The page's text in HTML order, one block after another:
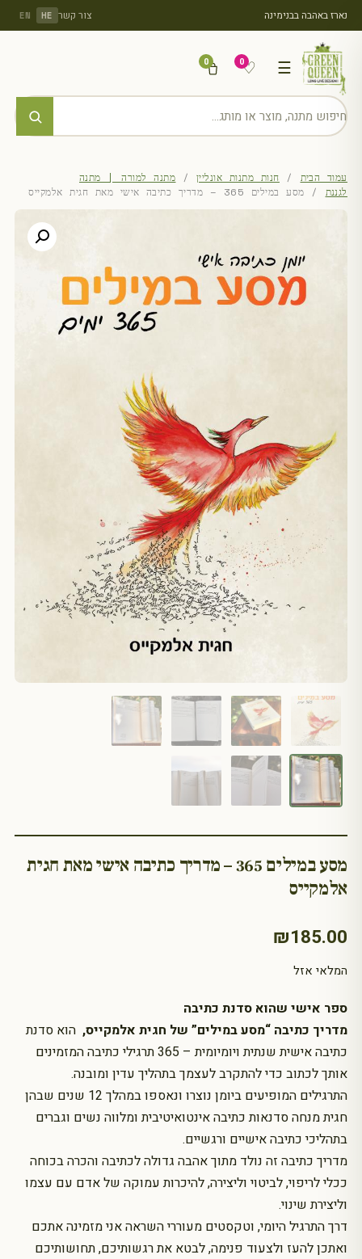
נארז באהבה בבנימינה צור קשר HE
EN
☰
♡
0
0
עמוד הבית / חנות מתנות אונליין / מתנה למורה | מתנה
לגננת / מסע במילים 365 – מדריך כתיבה אישי מאת חגית אלמקייס
מסע במילים 365 – מדריך כתיבה אישי מאת חגית
אלמקייס
₪185.00
ספר אישי שהוא סדנת כתיבה
מדריך כתיבה “מסע במילים” של חגית אלמקייס, הוא סדנת
כתיבה אישית שנתית ויומיומית – 365 תרגילי כתיבה המזמינים
אותך לכתוב כדי להתקרב לעצמך בתהליך עדין ומובנה.
התרגילים המופיעים ביומן נוצרו ונאספו במהלך 12 שנים שבהן
חגית מנחה סדנאות כתיבה אינטואיטיבית ומלווה נשים וגברים
בתהליכי כתיבה אישיים ורגשיים.
מדריך כתיבה זה נולד מתוך אהבה גדולה לכתיבה והכרה בכוחה
ככלי לריפוי, לביטוי וליצירה, להיכרות עמוקה של אדם עם עצמו
וליצירת שינוי.
דרך התרגיל היומי, וטקסטים מעוררי השראה אני מזמינה אתכם
ואתכן להעז ולצעוד פנימה, לבטא את רגשותיכם, תחושותיכם
המלאי אזל